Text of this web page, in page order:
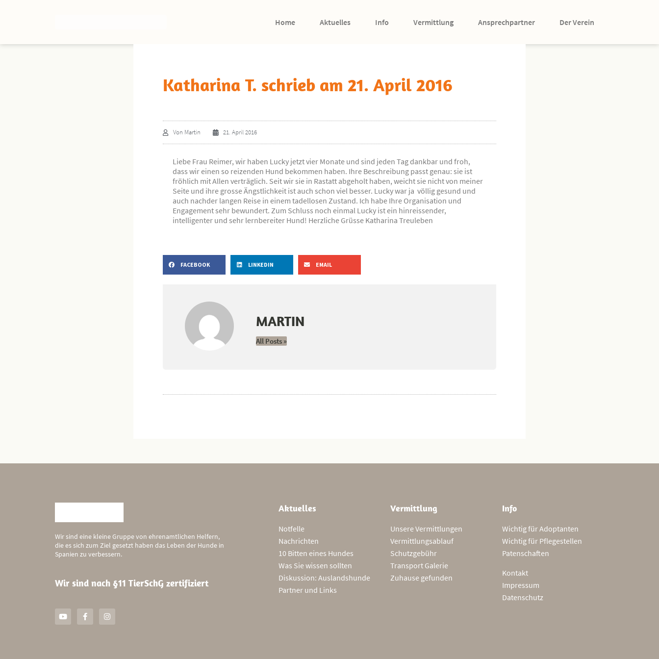
Home Aktuelles Info Vermittlung Ansprechpartner Der Verein
Katharina T. schrieb am 21. April 2016
Von Martin 21. April 2016
Liebe Frau Reimer, wir haben Lucky jetzt vier Monate und sind jeden Tag dankbar und froh,
dass wir einen so reizenden Hund bekommen haben. Ihre Beschreibung passt genau: sie ist
fröhlich mit Allen verträglich. Seit wir sie in Rastatt abgeholt haben, weicht sie nicht von meiner
Seite und ihre grosse Ängstlichkeit ist auch schon viel besser. Lucky war ja völlig gesund und
auch nachder langen Reise in einem tadellosen Zustand. Ich habe Ihre Organisation und
Engagement sehr bewundert. Zum Schluss noch einmal Lucky ist ein hinreissender,
intelligenter und sehr lernbereiter Hund! Herzliche Grüsse Katharina Treuleben
FACEBOOK LINKEDIN EMAIL
MARTIN
All Posts »
Wir sind eine kleine Gruppe von ehrenamtlichen Helfern,
die es sich zum Ziel gesetzt haben das Leben der Hunde in
Spanien zu verbessern.
Wir sind nach §11 TierSchG zertifiziert
Aktuelles
Notfelle
Nachrichten
10 Bitten eines Hundes
Was Sie wissen sollten
Diskussion: Auslandshunde
Partner und Links
Vermittlung
Unsere Vermittlungen
Vermittlungsablauf
Schutzgebühr
Transport Galerie
Zuhause gefunden
Info
Wichtig für Adoptanten
Wichtig für Pflegestellen
Patenschaften
Kontakt
Impressum
Datenschutz